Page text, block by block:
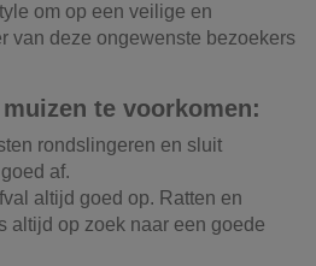
om op een veilige en
van deze ongewenste bezoekers
te voorkomen:
rondslingeren en sluit
af.
altijd goed op. Ratten en
altijd op zoek naar een goede